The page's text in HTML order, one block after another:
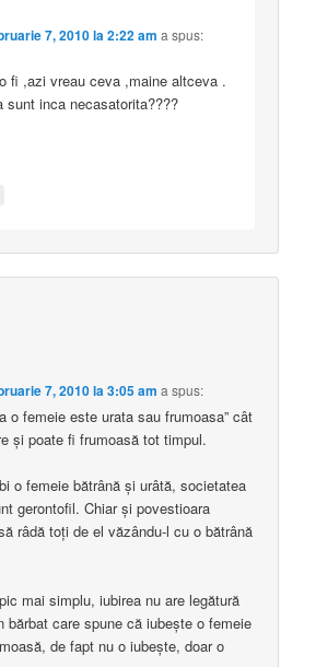
7, 2010 la 2:22 am a spus:
,azi vreau ceva ,maine altceva .
sunt inca necasatorita????
7, 2010 la 3:05 am a spus:
o femeie este urata sau frumoasa” cât
şi poate fi frumoasă tot timpul.
o femeie bătrână şi urâtă, societatea
gerontofil. Chiar şi povestioara
râdă toţi de el văzându-l cu o bătrână
mai simplu, iubirea nu are legătură
bărbat care spune că iubeşte o femeie
de fapt nu o iubeşte, doar o